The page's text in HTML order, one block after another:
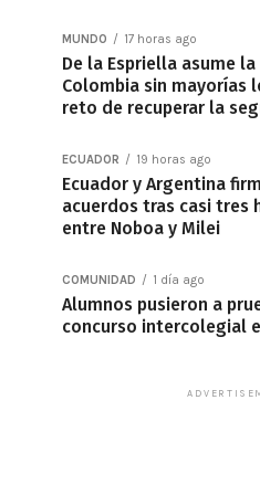
MUNDO 17 horas ago
De la Espriella asume
Colombia sin mayorías
reto de recuperar la
ECUADOR 19 horas ago
Ecuador y Argentina
acuerdos tras casi tres
entre Noboa y Milei
COMUNIDAD 1 día ago
Alumnos pusieron a
concurso intercolegial